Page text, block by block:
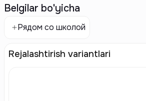
Belgilar bo'yicha
Рядом со школой
Rejalashtirish variantlari